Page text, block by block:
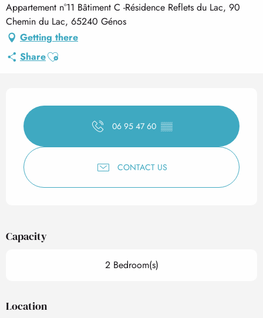
Appartement n°11 Bâtiment C -Résidence Reflets du Lac, 90
Chemin du Lac, 65240 Génos
Getting there
ShareAjouter aux favoris
Opening hours & contact
06 95 47 60 ▒▒
CONTACT US
Capacity
2 Bedroom(s)
Location